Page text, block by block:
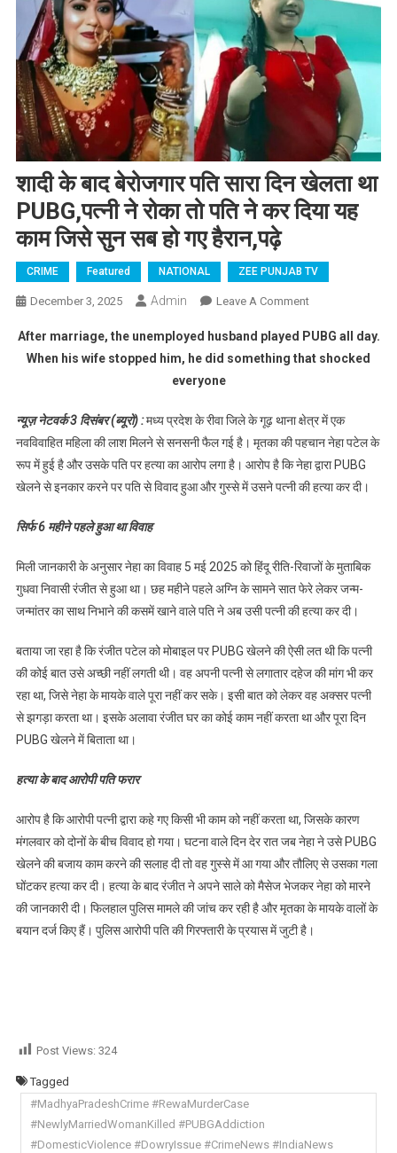
शादी के बाद बेरोजगार पति सारा दिन खेलता था
PUBG,पत्नी ने रोका तो पति ने कर दिया यह
काम जिसे सुन सब हो गए हैरान,पढ़े
CRIME Featured NATIONAL ZEE PUNJAB TV
December 3, 2025 Admin Leave A CommentOn शादी के बाद
सारा दिन खेलता
था PUBG,पत्नी ने
जिसे सुन सब हो
गए हैरान,पढ़े
After marriage, the unemployed husband played PUBG all day.
When his wife stopped him, he did something that shocked
everyone
न्यूज़ नेटवर्क 3 दिसंबर (ब्यूरो) :मध्य प्रदेश के रीवा जिले के गूढ़ थाना क्षेत्र में एक
नवविवाहित महिला की लाश मिलने से सनसनी फैल गई है। मृतका की पहचान नेहा पटेल के
रूप में हुई है और उसके पति पर हत्या का आरोप लगा है। आरोप है कि नेहा द्वारा PUBG
खेलने से इनकार करने पर पति से विवाद हुआ और गुस्से में उसने पत्नी की हत्या कर दी।
सिर्फ 6 महीने पहले हुआ था विवाह
मिली जानकारी के अनुसार नेहा का विवाह 5 मई 2025 को हिंदू रीति-रिवाजों के मुताबिक
गुधवा निवासी रंजीत से हुआ था। छह महीने पहले अग्नि के सामने सात फेरे लेकर जन्म-
जन्मांतर का साथ निभाने की कसमें खाने वाले पति ने अब उसी पत्नी की हत्या कर दी।
बताया जा रहा है कि रंजीत पटेल को मोबाइल पर PUBG खेलने की ऐसी लत थी कि पत्नी
की कोई बात उसे अच्छी नहीं लगती थी। वह अपनी पत्नी से लगातार दहेज की मांग भी कर
रहा था, जिसे नेहा के मायके वाले पूरा नहीं कर सके। इसी बात को लेकर वह अक्सर पत्नी
से झगड़ा करता था। इसके अलावा रंजीत घर का कोई काम नहीं करता था और पूरा दिन
PUBG खेलने में बिताता था।
हत्या के बाद आरोपी पति फरार
आरोप है कि आरोपी पत्नी द्वारा कहे गए किसी भी काम को नहीं करता था, जिसके कारण
मंगलवार को दोनों के बीच विवाद हो गया। घटना वाले दिन देर रात जब नेहा ने उसे PUBG
खेलने की बजाय काम करने की सलाह दी तो वह गुस्से में आ गया और तौलिए से उसका गला
घोंटकर हत्या कर दी। हत्या के बाद रंजीत ने अपने साले को मैसेज भेजकर नेहा को मारने
की जानकारी दी। फिलहाल पुलिस मामले की जांच कर रही है और मृतका के मायके वालों के
बयान दर्ज किए हैं। पुलिस आरोपी पति की गिरफ्तारी के प्रयास में जुटी है।
Post Views: 324
Tagged
#MadhyaPradeshCrime #RewaMurderCase
#NewlyMarriedWomanKilled #PUBGAddiction
#DomesticViolence #DowryIssue #CrimeNews #IndiaNews